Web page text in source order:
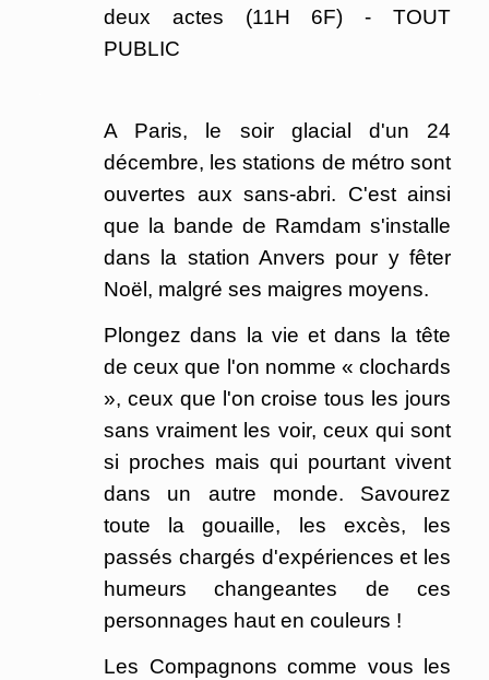
deux actes (11H 6F) - TOUT
PUBLIC
A Paris, le soir glacial d'un 24
décembre, les stations de métro sont
ouvertes aux sans-abri. C'est ainsi
que la bande de Ramdam s'installe
dans la station Anvers pour y fêter
Noël, malgré ses maigres moyens.
Plongez dans la vie et dans la tête
de ceux que l'on nomme « clochards
», ceux que l'on croise tous les jours
sans vraiment les voir, ceux qui sont
si proches mais qui pourtant vivent
dans un autre monde. Savourez
toute la gouaille, les excès, les
passés chargés d'expériences et les
humeurs changeantes de ces
personnages haut en couleurs !
Les Compagnons comme vous les